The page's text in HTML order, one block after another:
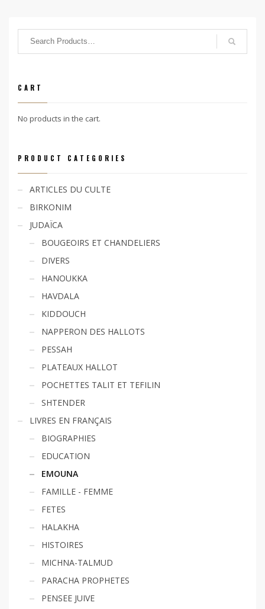
CART
No products in the cart.
PRODUCT CATEGORIES
ARTICLES DU CULTE
BIRKONIM
JUDAÏCA
BOUGEOIRS ET CHANDELIERS
DIVERS
HANOUKKA
HAVDALA
KIDDOUCH
NAPPERON DES HALLOTS
PESSAH
PLATEAUX HALLOT
POCHETTES TALIT ET TEFILIN
SHTENDER
LIVRES EN FRANÇAIS
BIOGRAPHIES
EDUCATION
EMOUNA
FAMILLE - FEMME
FETES
HALAKHA
HISTOIRES
MICHNA-TALMUD
PARACHA PROPHETES
PENSEE JUIVE